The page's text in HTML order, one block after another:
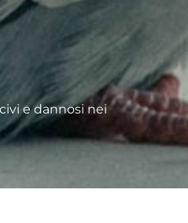
e dannosi nei